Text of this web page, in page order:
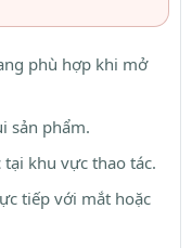
phù hợp khi mở
sản phẩm.
khu vực thao tác.
tiếp với mắt hoặc